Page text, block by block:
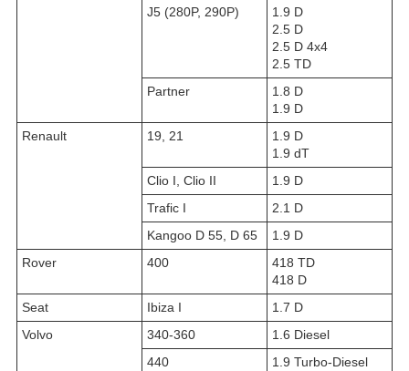
J5 (280P, 290P)
1.9 D
2.5 D
2.5 D 4x4
2.5 TD
Partner
1.8 D
1.9 D
Renault
19, 21
1.9 D
1.9 dT
Clio I, Clio II
1.9 D
Trafic I
2.1 D
Kangoo D 55, D 65
1.9 D
Rover
400
418 TD
418 D
Seat
Ibiza I
1.7 D
Volvo
340-360
1.6 Diesel
440
1.9 Turbo-Diesel